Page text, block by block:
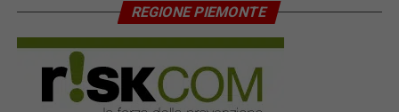
REGIONE PIEMONTE